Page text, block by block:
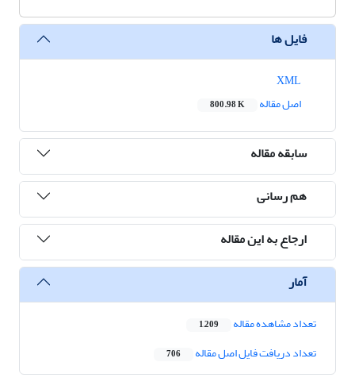
فایل ها
اصل مقاله
800.98 K
سابقه مقاله
هم رسانی
ارجاع به این مقاله
آمار
تعداد مشاهده مقاله 1,209
تعداد دریافت فایل اصل مقاله 706